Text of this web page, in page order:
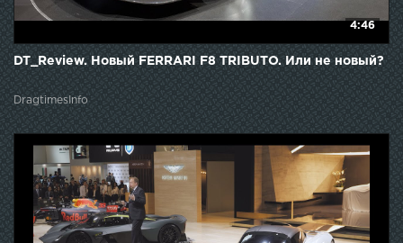
4:46
DT_Review. Новый FERRARI F8 TRIBUTO. Или не новый?
DragtimesInfo